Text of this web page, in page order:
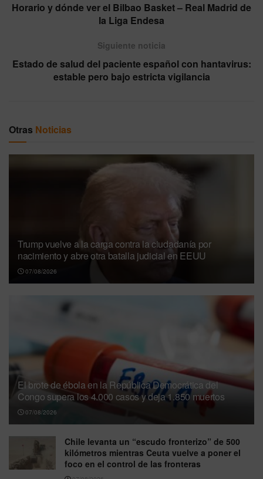
Horario y dónde ver el Bilbao Basket – Real Madrid de
la Liga Endesa
Siguiente noticia
Estado de salud del paciente español con hantavirus:
estable pero bajo estricta vigilancia
Otras Noticias
Trump vuelve a la carga contra la ciudadanía por
nacimiento y abre otra batalla judicial en EEUU
07/08/2026
El brote de ébola en la República Democrática del
Congo supera los 4.000 casos y deja 1.850 muertos
07/08/2026
Chile levanta un “escudo fronterizo” de 500
kilómetros mientras Ceuta vuelve a poner el
foco en el control de las fronteras